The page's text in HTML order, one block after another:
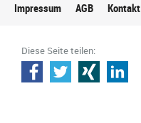
Impressum AGB Kontakt
Diese Seite teilen: